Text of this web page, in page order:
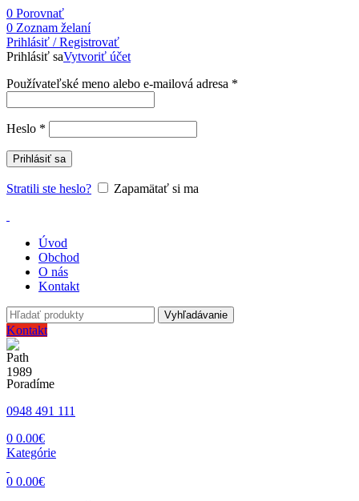
0 Porovnať
0 Zoznam želaní
Prihlásiť / Registrovať
Prihlásiť saVytvoriť účet
Používateľské meno alebo e-mailová adresa *
Heslo *
Prihlásiť sa
Stratili ste heslo? Zapamätať si ma
Úvod
Obchod
O nás
Kontakt
Vyhľadávanie
Kontakt
Poradíme
0948 491 111
0 0.00€
Kategórie
0 0.00€